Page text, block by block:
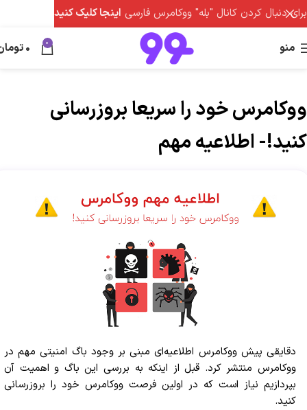
منو 0
0
ووکامرس خود را سریعا بروزرسانی
کنید!- اطلاعیه مهم
دقایقی پیش ووکامرس اطلاعیه‌ای مبنی بر وجود باگ امنیتی مهم در
ووکامرس منتشر کرد. قبل از اینکه به بررسی این باگ و اهمیت آن
بپردازیم نیاز است که در اولین فرصت ووکامرس خود را بروزرسانی
کنید.
برای دنبال کردن کانال "بله" ووکامرس فارسی اینجا کلیک کنید